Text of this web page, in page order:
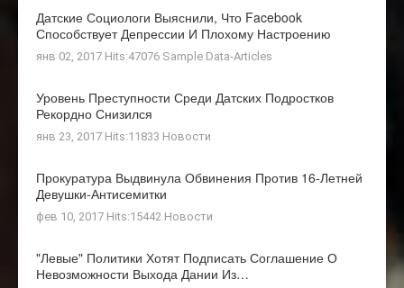
Датские Социологи Выяснили, Что Facebook
Способствует Депрессии И Плохому Настроению
янв 02, 2017 Hits:47076 Sample Data-Articles
Уровень Преступности Среди Датских Подростков
Рекордно Снизился
янв 23, 2017 Hits:11833 Новости
Прокуратура Выдвинула Обвинения Против 16-Летней
Девушки-Антисемитки
фев 10, 2017 Hits:15442 Новости
"Левые" Политики Хотят Подписать Соглашение О
Невозможности Выхода Дании Из…